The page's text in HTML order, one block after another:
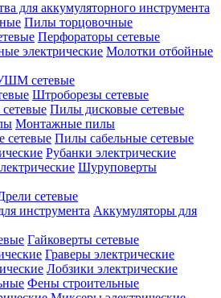
для аккумуляторного инструмента
Пилы торцовочные
Перфораторы сетевые
Молотки отбойные
сетевые
Штроборезы сетевые
Пилы дисковые сетевые
Монтажные пилы
Пилы сабельные сетевые
Рубанки электрические
Шуруповерты
сетевые
Аккумуляторы для
Гайковерты сетевые
Граверы электрические
Лобзики электрические
Фены строительные